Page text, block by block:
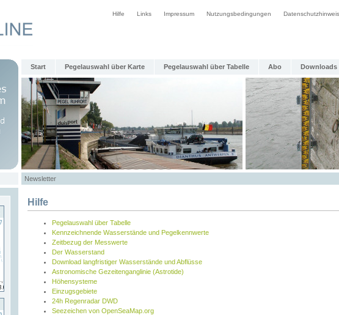
Hilfe Links Impressum Nutzungsbedingungen
Start Pegelauswahl über Karte Pegelauswahl über Tabelle Abo Downloads
Newsletter
Hilfe
Pegelauswahl über Tabelle
Kennzeichnende Wasserstände und Pegelkennwerte
Zeitbezug der Messwerte
Der Wasserstand
Download langfristiger Wasserstände und Abflüsse
Astronomische Gezeitenganglinie (Astrotide)
Höhensysteme
Einzugsgebiete
24h Regenradar DWD
Seezeichen von OpenSeaMap.org